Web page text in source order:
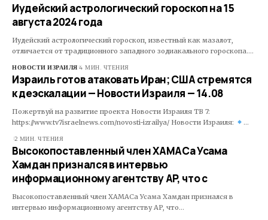
Иудейский астрологический гороскоп на 15
августа 2024 года
Иудейский астрологический гороскоп, известный как мазалот,
отличается от традиционного западного зодиакального гороскопа.…
НОВОСТИ ИЗРАИЛЯ 4 МИН. ЧТЕНИЯ
Израиль готов атаковать Иран; США стремятся
к деэскалации — Новости Израиля — 14.08
Пожертвуй на развитие проекта Новости Израиля ТВ 7:
https://www.tv7israelnews.com/novosti-izrailya/ Новости Израиля:
…
2 МИН. ЧТЕНИЯ
Высокопоставленный член ХАМАСа Усама
Хамдан признался в интервью
информационному агентству AP, что с
Высокопоставленный член ХАМАСа Усама Хамдан признался в
интервью информационному агентству AP, что…